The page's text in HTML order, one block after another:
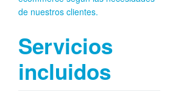
de nuestros clientes.
Servicios
incluidos